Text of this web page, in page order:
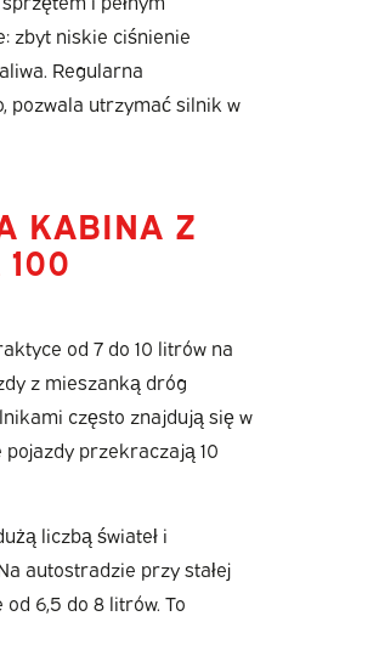
zbyt niskie ciśnienie
Regularna
pozwala utrzymać silnik w
KABINA Z
od 7 do 10 litrów na
z mieszanką dróg
często znajdują się w
przekraczają 10
liczbą świateł i
autostradzie przy stałej
6,5 do 8 litrów. To